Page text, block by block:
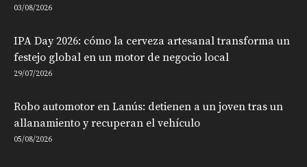
03/08/2026
IPA Day 2026: cómo la cerveza artesanal transforma un
festejo global en un motor de negocio local
29/07/2026
Robo automotor en Lanús: detienen a un joven tras un
allanamiento y recuperan el vehículo
05/08/2026